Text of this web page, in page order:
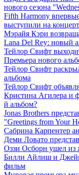
нового сезона
Fifth Harmony
выступили на
Мэрайя Кэри
Lana Del Rey: новый
Тейлор Свифт
Премьера нового
Тейлор Свифт
альбома
Тейлор Свифт
Кристина Агилера и
й альбом?
Jonas Brothers
"Greetings from Your
Сабрина Карпентер
Деми Ловато
Оззи Осборн ушел из
Билли Айлиш и
фильм